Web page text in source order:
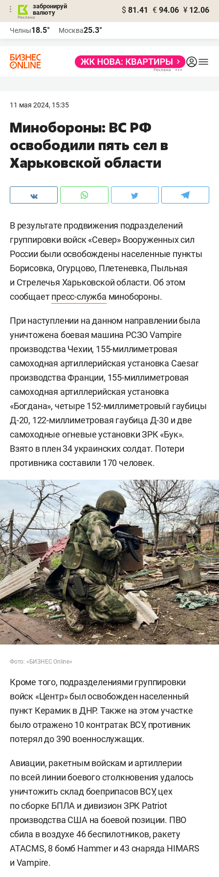
забронируй
валюту
$ 81.41 € 94.06 ¥ 12.06
Челны18.5° Москва25.3°
11 мая 2024, 15:35
Минобороны: ВС РФ
освободили пять сел в
Харьковской области
В результате продвижения подразделений
группировки войск «Север» Вооруженных сил
России были освобождены населенные пункты
Борисовка, Огурцово, Плетеневка, Пыльная
и Стрелечья Харьковской области. Об этом
сообщаетпресс-служба минобороны.
При наступлении на данном направлении была
уничтожена боевая машина РСЗО Vampire
производства Чехии, 155-миллиметровая
самоходная артиллерийская установка Caesar
производства Франции, 155-миллиметровая
самоходная артиллерийская установка
«Богдана», четыре 152-миллиметровый гаубицы
Д-20, 122-миллиметровая гаубица Д-30 и две
самоходные огневые установки ЗРК «Бук».
Взято в плен 34 украинских солдат. Потери
противника составили 170 человек.
Фото: «БИЗНЕС Online»
Кроме того, подразделениями группировки
войск «Центр» был освобожден населенный
пункт Керамик в ДНР. Также на этом участке
было отражено 10 контратак ВСУ, противник
потерял до 390 военнослужащих.
Авиации, ракетным войскам и артиллерии
по всей линии боевого столкновения удалось
уничтожить склад боеприпасов ВСУ, цех
по сборке БПЛА и дивизион ЗРК Patriot
производства США на боевой позиции. ПВО
сбила в воздухе 46 беспилотников, ракету
ATACMS, 8 бомб Hammer и 43 снаряда HIMARS
и Vampire.